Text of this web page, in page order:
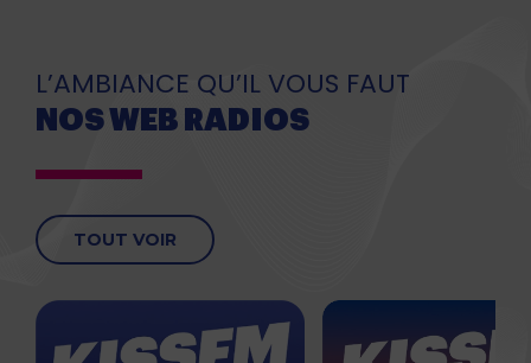
L’AMBIANCE QU’IL VOUS FAUT
NOS WEB RADIOS
TOUT VOIR